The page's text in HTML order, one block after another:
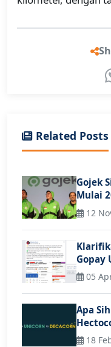
Related Posts
Gojek
Mulai
12
Gopay
05
Apa
18